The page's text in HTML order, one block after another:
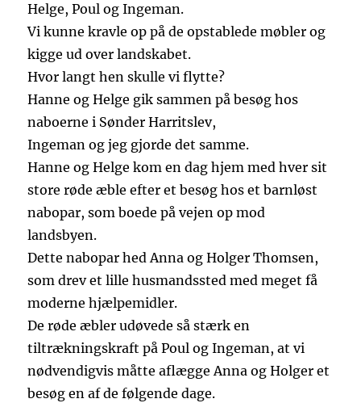
Helge, Poul og Ingeman.
Vi kunne kravle op på de opstablede møbler og
kigge ud over landskabet.
Hvor langt hen skulle vi flytte?
Hanne og Helge gik sammen på besøg hos
naboerne i Sønder Harritslev,
Ingeman og jeg gjorde det samme.
Hanne og Helge kom en dag hjem med hver sit
store røde æble efter et besøg hos et barnløst
nabopar, som boede på vejen op mod
landsbyen.
Dette nabopar hed Anna og Holger Thomsen,
som drev et lille husmandssted med meget få
moderne hjælpemidler.
De røde æbler udøvede så stærk en
tiltrækningskraft på Poul og Ingeman, at vi
nødvendigvis måtte aflægge Anna og Holger et
besøg en af de følgende dage.